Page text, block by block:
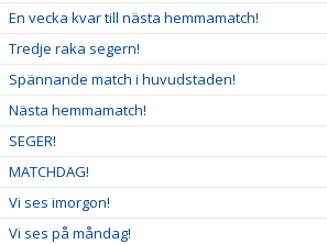
En vecka kvar till nästa hemmamatch!
Tredje raka segern!
Spännande match i huvudstaden!
Nästa hemmamatch!
SEGER!
MATCHDAG!
Vi ses imorgon!
Vi ses på måndag!